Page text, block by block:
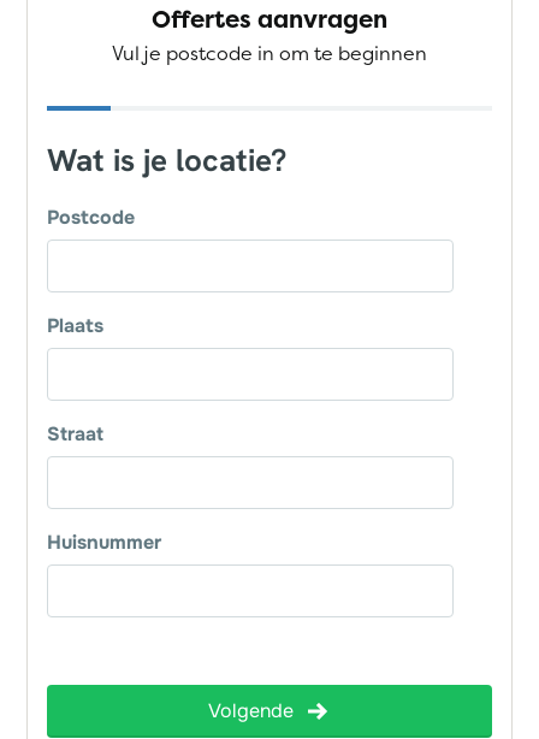
Offertes aanvragen
Vul je postcode in om te beginnen